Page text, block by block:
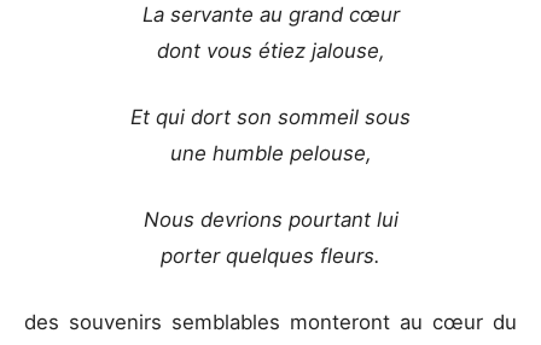
La servante au grand cœur
dont vous étiez jalouse,
Et qui dort son sommeil sous
une humble pelouse,
Nous devrions pourtant lui
porter quelques fleurs.
des souvenirs semblables monteront au cœur du